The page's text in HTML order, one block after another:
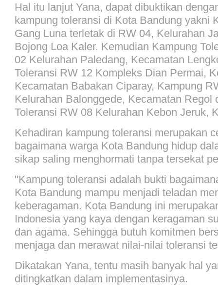
Hal itu lanjut Yana, dapat dibuktikan
kampung toleransi di Kota Bandung yakni
Gang Luna terletak di RW 04, Kelurahan
Bojong Loa Kaler. Kemudian Kampung
02 Kelurahan Paledang, Kecamatan
Toleransi RW 12 Kompleks Dian Permai,
Kecamatan Babakan Ciparay, Kampung
Kelurahan Balonggede, Kecamatan Regol
Toleransi RW 08 Kelurahan Kebon Jeruk,
Kehadiran kampung toleransi merupakan
bagaimana warga Kota Bandung hidup
sikap saling menghormati tanpa tersekat
"Kampung toleransi adalah bukti
Kota Bandung mampu menjadi teladan
keberagaman. Kota Bandung ini
Indonesia yang kaya dengan keragaman
dan agama. Sehingga butuh komitmen
menjaga dan merawat nilai-nilai toleransi
Dikatakan Yana, tentu masih banyak hal
ditingkatkan dalam implementasinya.